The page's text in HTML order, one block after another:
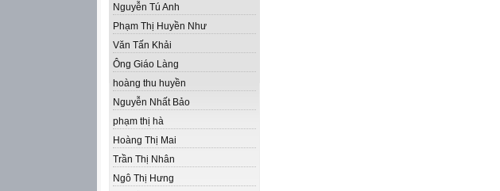
Nguyễn Tú Anh
Phạm Thị Huyền Như
Văn Tấn Khải
Ông Giáo Làng
hoàng thu huyền
Nguyễn Nhất Bảo
phạm thị hà
Hoàng Thị Mai
Trần Thị Nhân
Ngô Thị Hưng